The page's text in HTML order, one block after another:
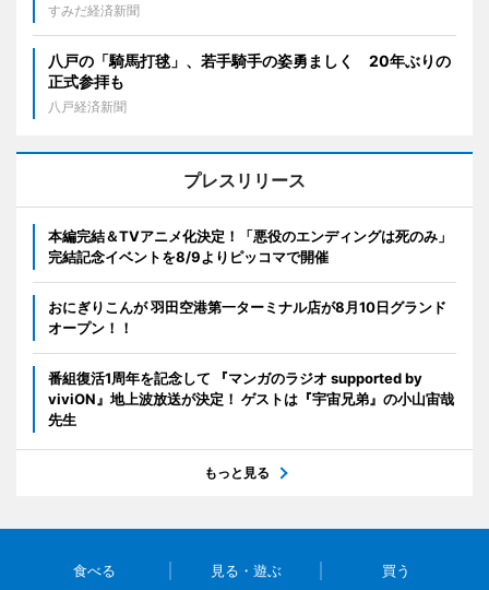
すみだ経済新聞
八戸の「騎馬打毬」、若手騎手の姿勇ましく 20年ぶりの
正式参拝も
八戸経済新聞
プレスリリース
本編完結＆TVアニメ化決定！「悪役のエンディングは死のみ」
完結記念イベントを8/9よりピッコマで開催
おにぎりこんが 羽田空港第一ターミナル店が8月10日グランド
オープン！！
番組復活1周年を記念して 『マンガのラジオ supported by
viviON』地上波放送が決定！ ゲストは『宇宙兄弟』の小山宙哉
先生
もっと見る
食べる 見る・遊ぶ 買う